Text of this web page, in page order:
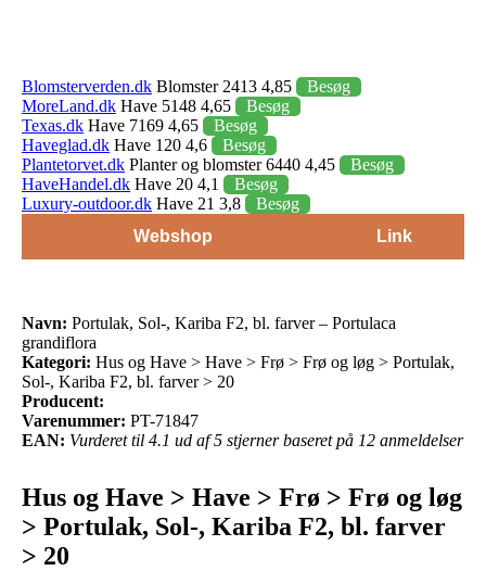
Blomsterverden.dk Blomster 2413 4,85
Besøg
MoreLand.dk Have 5148 4,65
Besøg
Texas.dk Have 7169 4,65
Besøg
Haveglad.dk Have 120 4,6
Besøg
Plantetorvet.dk Planter og blomster 6440 4,45
Besøg
HaveHandel.dk Have 20 4,1
Besøg
Luxury-outdoor.dk Have 21 3,8
Besøg
Webshop
Link
Navn: Portulak, Sol-, Kariba F2, bl. farver – Portulaca
grandiflora
Kategori: Hus og Have > Have > Frø > Frø og løg > Portulak,
Sol-, Kariba F2, bl. farver > 20
Producent:
Varenummer: PT-71847
EAN: Vurderet til 4.1 ud af 5 stjerner baseret på 12 anmeldelser
Hus og Have > Have > Frø > Frø og løg
> Portulak, Sol-, Kariba F2, bl. farver
> 20